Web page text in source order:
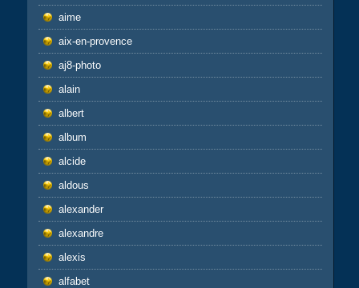
aime
aix-en-provence
aj8-photo
alain
albert
album
alcide
aldous
alexander
alexandre
alexis
alfabet